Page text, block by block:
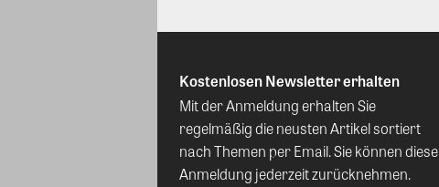
Kostenlosen Newsletter erhalten
Mit der Anmeldung erhalten Sie
regelmäßig die neusten Artikel sortiert
nach Themen per Email. Sie können diese
Anmeldung jederzeit zurücknehmen.